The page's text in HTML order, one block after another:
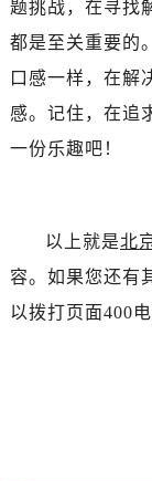
题挑战，在寻找
都是至关重要的
口感一样，在解
感。记住，在追
一份乐趣吧！
以上就是北
容。如果您还有
以拨打页面400